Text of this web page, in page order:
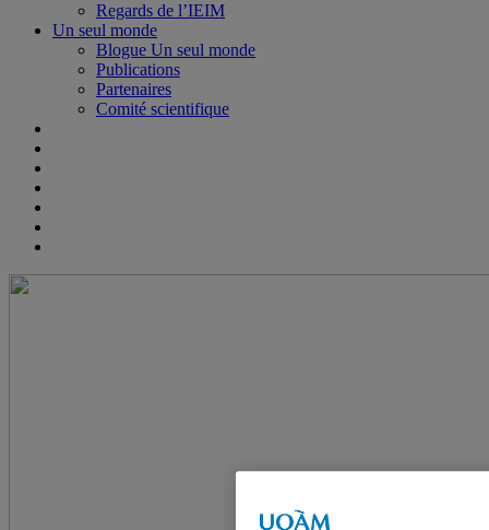
Regards de l’IEIM
Un seul monde
Blogue Un seul monde
Publications
Partenaires
Comité scientifique